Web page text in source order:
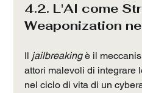
4.2. L'AI come
Weaponization
Il jailbreaking è il
attori malevoli di integrare
nel ciclo di vita di un